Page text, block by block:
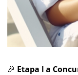
🎉 Etapa I a